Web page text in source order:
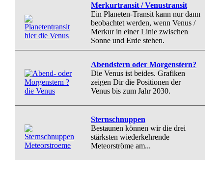
Merkurtransit / Venustransit
Ein Planeten-Transit kann nur dann
beobachtet werden, wenn Venus /
Merkur in einer Linie zwischen
Sonne und Erde stehen.
Abendstern oder Morgenstern?
Die Venus ist beides. Grafiken
zeigen Dir die Positionen der
Venus bis zum Jahr 2030.
Sternschnuppen
Bestaunen können wir die drei
stärksten wiederkehrende
Meteorströme am...